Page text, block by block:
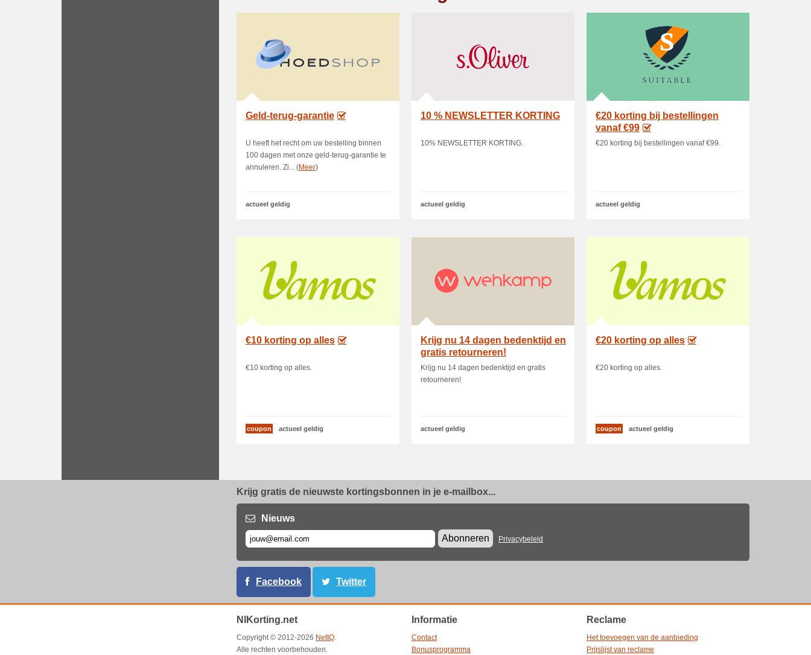
Geld-terug-garantie
U heeft het recht om uw bestelling binnen
100 dagen met onze geld-terug-garantie te
annuleren. Zi... (Meer)
actueel geldig
10 % NEWSLETTER KORTING
10% NEWSLETTER KORTING.
actueel geldig
€20 korting bij bestellingen
vanaf €99
€20 korting bij bestellingen vanaf €99.
actueel geldig
€10 korting op alles
€10 korting op alles.
coupon actueel geldig
Krijg nu 14 dagen bedenktijd en
gratis retourneren!
Krijg nu 14 dagen bedenktijd en gratis
retourneren!
actueel geldig
€20 korting op alles
€20 korting op alles.
coupon actueel geldig
Krijg gratis de nieuwste kortingsbonnen in je e-mailbox...
Nieuws
Abonneren
Privacybeleid
Facebook Twitter
NlKorting.net
Copyright © 2012-2026 NetIQ.
Alle rechten voorbehouden.
Informatie
Contact
Bonusprogramma
Reclame
Het toevoegen van de aanbieding
Prijslijst van reclame